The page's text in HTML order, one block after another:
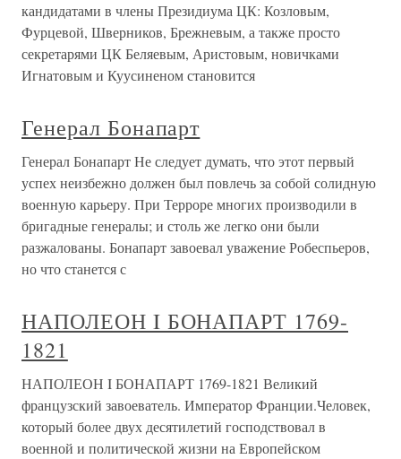
кандидатами в члены Президиума ЦК: Козловым,
Фурцевой, Шверников, Брежневым, а также просто
секретарями ЦК Беляевым, Аристовым, новичками
Игнатовым и Куусиненом становится
Генерал Бонапарт
Генерал Бонапарт Не следует думать, что этот первый
успех неизбежно должен был повлечь за собой солидную
военную карьеру. При Терроре многих производили в
бригадные генералы; и столь же легко они были
разжалованы. Бонапарт завоевал уважение Робеспьеров,
но что станется с
НАПОЛЕОН I БОНАПАРТ 1769-
1821
НАПОЛЕОН I БОНАПАРТ 1769-1821 Великий
французский завоеватель. Император Франции.Человек,
который более двух десятилетий господствовал в
военной и политической жизни на Европейском